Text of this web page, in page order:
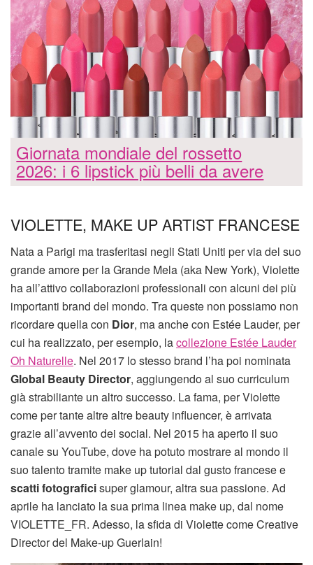
Giornata mondiale del rossetto
2026: i 6 lipstick più belli da avere
VIOLETTE, MAKE UP ARTIST FRANCESE
Nata a Parigi ma trasferitasi negli Stati Uniti per via del suo
grande amore per la Grande Mela (aka New York), Violette
ha all’attivo collaborazioni professionali con alcuni dei più
importanti brand del mondo. Tra queste non possiamo non
ricordare quella con Dior, ma anche con Estée Lauder, per
cui ha realizzato, per esempio, lacollezione Estée Lauder
Oh Naturelle. Nel 2017 lo stesso brand l’ha poi nominata
Global Beauty Director, aggiungendo al suo curriculum
già strabiliante un altro successo. La fama, per Violette
come per tante altre altre beauty influencer, è arrivata
grazie all’avvento dei social. Nel 2015 ha aperto il suo
canale su YouTube, dove ha potuto mostrare al mondo il
suo talento tramite make up tutorial dal gusto francese e
scatti fotograficisuper glamour, altra sua passione. Ad
aprile ha lanciato la sua prima linea make up, dal nome
VIOLETTE_FR. Adesso, la sfida di Violette come Creative
Director del Make-up Guerlain!